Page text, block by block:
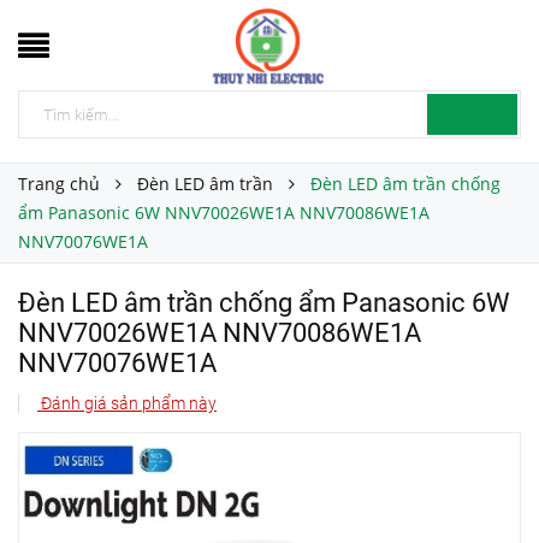
Trang chủ Đèn LED âm trần
Đèn LED âm trần chống
ẩm Panasonic 6W NNV70026WE1A NNV70086WE1A
NNV70076WE1A
Đèn LED âm trần chống ẩm Panasonic 6W
NNV70026WE1A NNV70086WE1A
NNV70076WE1A
Đánh giá sản phẩm này